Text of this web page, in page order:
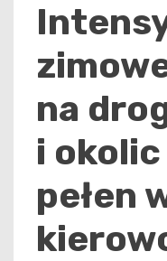
na
i okolic
pełen